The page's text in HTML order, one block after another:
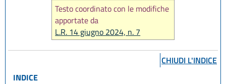
Testo coordinato con le modifiche
apportate da
L.R. 14 giugno 2024, n. 7
CHIUDI L'INDICE
INDICE